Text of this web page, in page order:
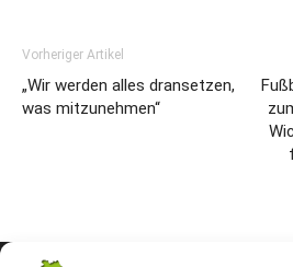
Vorheriger Artikel
„Wir werden alles dransetzen,
was mitzunehmen“